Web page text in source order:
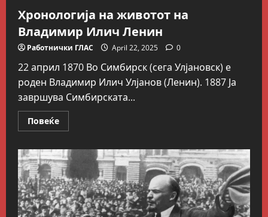
Ленин
Хронологија на животот на
Владимир Илич Ленин
Работнички ГЛАС April 22, 2025 0
22 април 1870 Во Симбирск (сега Улјановск) е
роден Владимир Илич Улјанов (Ленин). 1887 Ја
завршува Симбирската...
ПовеќеRead
more
на
животот
на
Владимир
Илич
Ленин